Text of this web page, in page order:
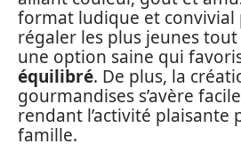
format ludique et convivial
régaler les plus jeunes
une option saine qui
équilibré. De plus, la
gourmandises s’avère
rendant l’activité plaisante
famille.